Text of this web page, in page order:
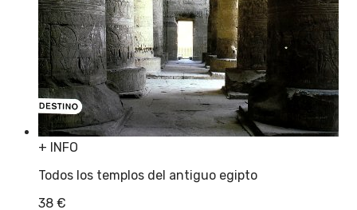
+ INFO
Todos los templos del antiguo egipto
38 €